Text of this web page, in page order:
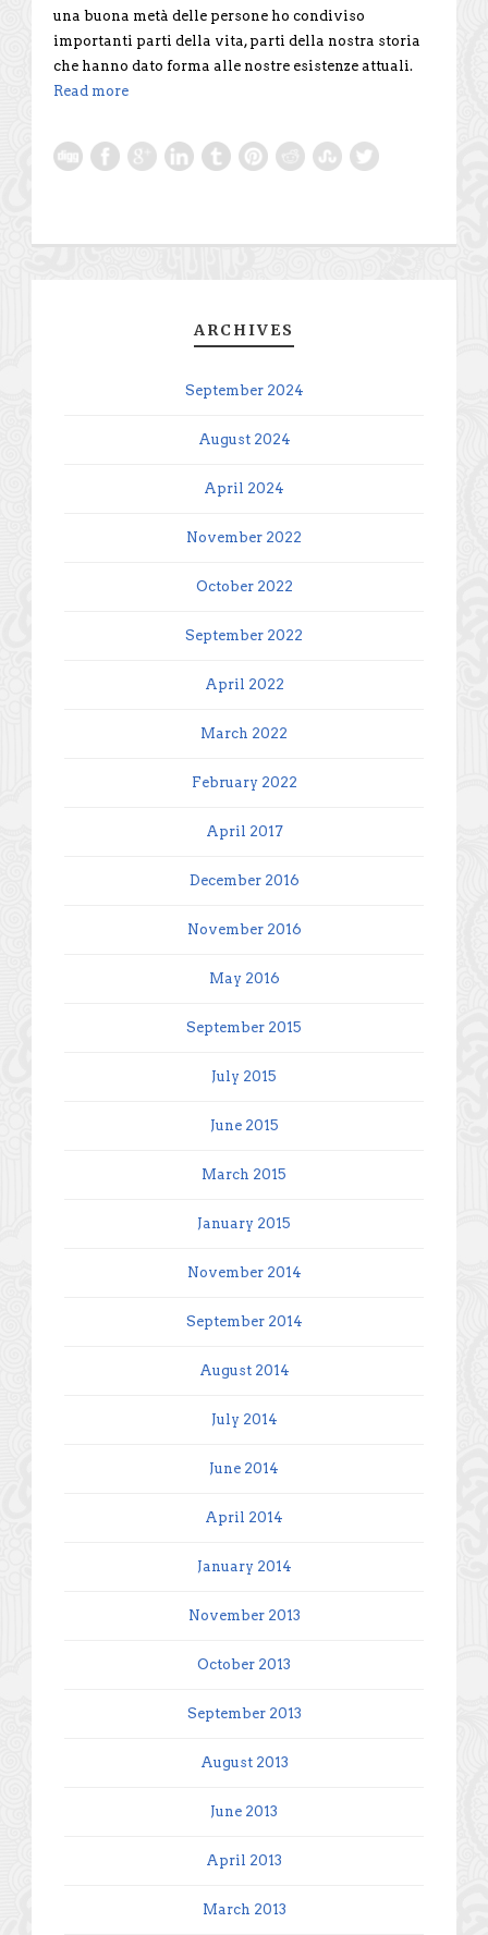
una buona metà delle persone ho condiviso
importanti parti della vita, parti della nostra storia
che hanno dato forma alle nostre esistenze attuali.
Read more
ARCHIVES
September 2024
August 2024
April 2024
November 2022
October 2022
September 2022
April 2022
March 2022
February 2022
April 2017
December 2016
November 2016
May 2016
September 2015
July 2015
June 2015
March 2015
January 2015
November 2014
September 2014
August 2014
July 2014
June 2014
April 2014
January 2014
November 2013
October 2013
September 2013
August 2013
June 2013
April 2013
March 2013